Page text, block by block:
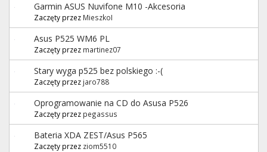
Garmin ASUS Nuvifone M10 -Akcesoria
Zaczęty przez MieszkoI
Asus P525 WM6 PL
Zaczęty przez martinez07
Stary wyga p525 bez polskiego :-(
Zaczęty przez jaro788
Oprogramowanie na CD do Asusa P526
Zaczęty przez pegassus
Bateria XDA ZEST/Asus P565
Zaczęty przez ziom5510